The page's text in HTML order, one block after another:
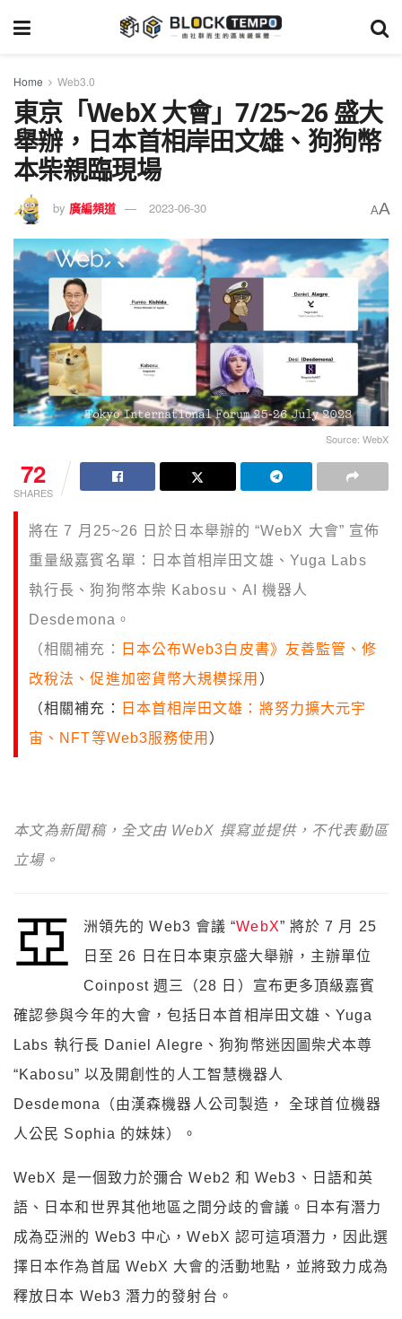
Home Web3.0
東京「WebX 大會」7/25~26 盛大
舉辦，日本首相岸田文雄、狗狗幣
本柴親臨現場
by 廣編頻道 2023-06-30 AA
Source: WebX
72
SHARES
將在 7 月25~26 日於日本舉辦的 “WebX 大會” 宣佈
重量級嘉賓名單：日本首相岸田文雄、Yuga Labs
執行長、狗狗幣本柴 Kabosu、AI 機器人
Desdemona。
（相關補充：
日本公布Web3白皮書》友善監管、修
改稅法、促進加密貨幣大規模採用 ）
（相關補充：
日本首相岸田文雄：將努力擴大元宇
宙、NFT等Web3服務使用 ）
本文為新聞稿，全文由 WebX 撰寫並提供，不代表動區
立場。
亞 洲領先的 Web3 會議 “WebX” 將於 7 月 25
日至 26 日在日本東京盛大舉辦，主辦單位
Coinpost 週三（28 日）宣布更多頂級嘉賓
確認參與今年的大會，包括日本首相岸田文雄、Yuga
Labs 執行長 Daniel Alegre、狗狗幣迷因圖柴犬本尊
“Kabosu” 以及開創性的人工智慧機器人
Desdemona（由漢森機器人公司製造， 全球首位機器
人公民 Sophia 的妹妹）。
WebX 是一個致力於彌合 Web2 和 Web3、日語和英
語、日本和世界其他地區之間分歧的會議。日本有潛力
成為亞洲的 Web3 中心，WebX 認可這項潛力，因此選
擇日本作為首屆 WebX 大會的活動地點，並將致力成為
釋放日本 Web3 潛力的發射台。